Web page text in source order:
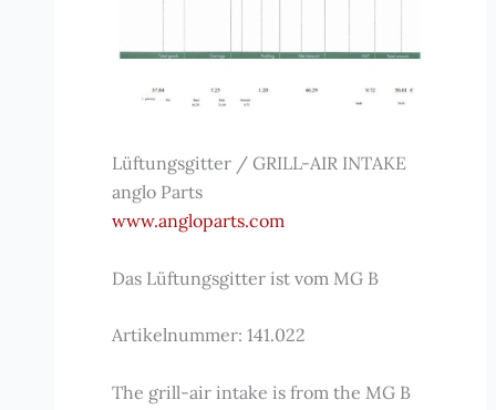
Lüftungsgitter / GRILL-AIR INTAKE
anglo Parts
www.angloparts.com
Das Lüftungsgitter ist vom MG B
Artikelnummer: 141.022
The grill-air intake is from the MG B